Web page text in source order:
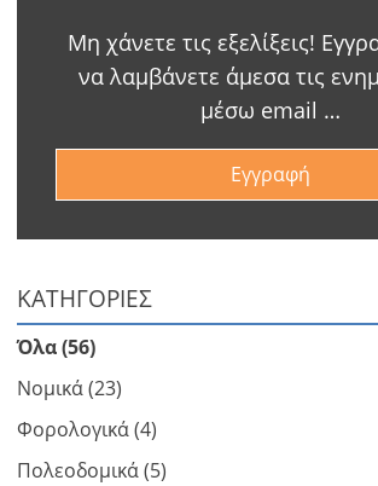
Μη χάνετε τις εξελίξεις!
να λαμβάνετε άμεσα τις
μέσω email …
Εγγραφή
ΚΑΤΗΓΟΡΙΕΣ
Όλα (56)
Νομικά (23)
Φορολογικά (4)
Πολεοδομικά (5)